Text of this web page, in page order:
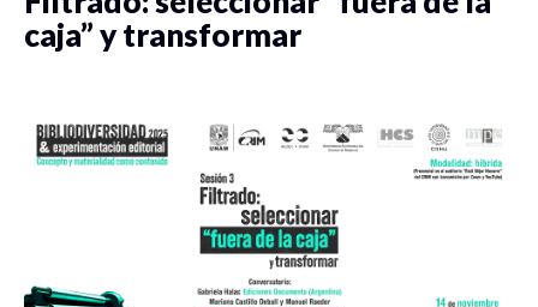
caja” y transformar